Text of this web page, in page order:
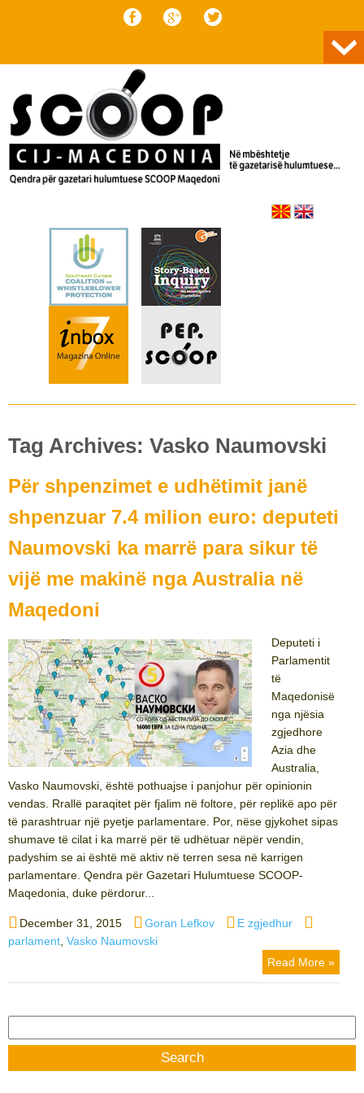
Tag Archives: Vasko Naumovski
Për shpenzimet e udhëtimit janë
shpenzuar 7.4 milion euro: deputeti
Naumovski ka marrë para sikur të
vijë me makinë nga Australia në
Maqedoni
Deputeti i
Parlamentit
të
Maqedonisë
nga njësia
zgjedhore
Azia dhe
Australia,
Vasko Naumovski, është pothuajse i panjohur për opinionin
vendas. Rrallë paraqitet për fjalim në foltore, për replikë apo për
të parashtruar një pyetje parlamentare. Por, nëse gjykohet sipas
shumave të cilat i ka marrë për të udhëtuar nëpër vendin,
padyshim se ai është më aktiv në terren sesa në karrigen
parlamentare. Qendra për Gazetari Hulumtuese SCOOP-
Maqedonia, duke përdorur...
Posted
on
December 31, 2015 Author
Goran Lefkov Categories
E zgjedhur
parlament Vasko Naumovski
Read More »
for: